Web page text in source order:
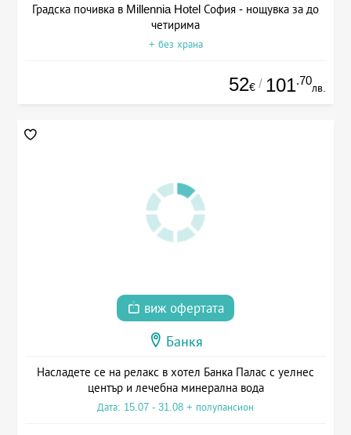
Градска почивка в Millennia Hotel София - нощувка за до
четирима
+ без храна
52€ / 101.70
лв.
виж офертата
Банкя
Насладете се на релакс в хотел Банка Палас с уелнес
център и лечебна минерална вода
Дата: 15.07 - 31.08 + полупансион